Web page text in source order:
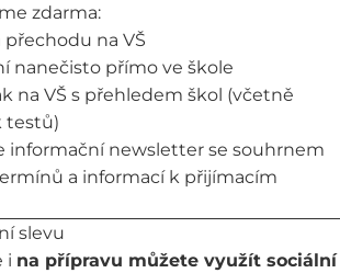
zdarma:
přechodu na VŠ
nanečisto přímo ve škole
na VŠ s přehledem škol (včetně
testů)
informační newsletter se souhrnem
a informací k přijímacím
slevu
i na přípravu můžete využít sociální